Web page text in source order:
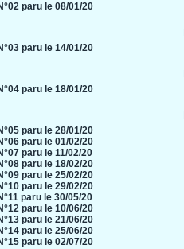
paru le 08/01/20
paru le 14/01/20
paru le 18/01/20
paru le 28/01/20
paru le 01/02/20
paru le 11/02/20
paru le 18/02/20
paru le 25/02/20
paru le 29/02/20
paru le 30/05/20
paru le 10/06/20
paru le 21/06/20
paru le 25/06/20
paru le 02/07/20